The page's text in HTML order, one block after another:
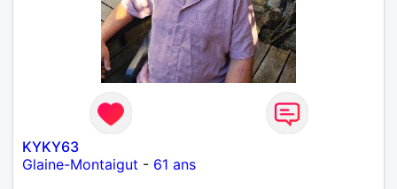
KYKY63
Glaine-Montaigut - 61 ans